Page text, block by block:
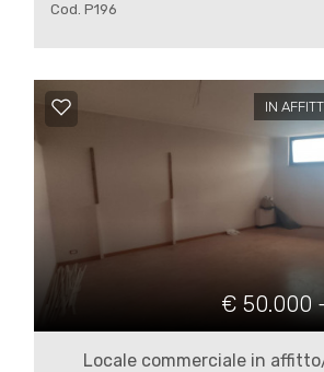
Cod. P196
IN
€ 50.000
Locale commerciale in